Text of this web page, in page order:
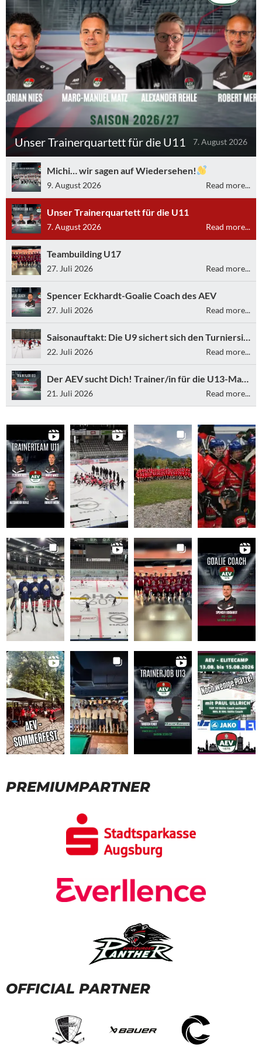
7. August 2026
Unser Trainerquartett für die U11
Michi… wir sagen auf Wiedersehen!
9. August 2026 Read more...
Unser Trainerquartett für die U11
7. August 2026 Read more...
Teambuilding U17
27. Juli 2026 Read more...
Spencer Eckhardt-Goalie Coach des AEV
27. Juli 2026 Read more...
22. Juli 2026 Read more...
21. Juli 2026 Read more...
PREMIUMPARTNER
OFFICIAL PARTNER